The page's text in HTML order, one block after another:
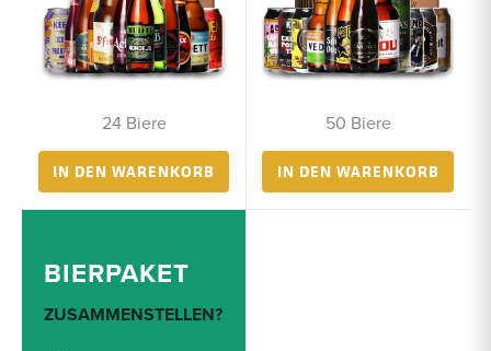
24 Biere
IN DEN WARENKORB
50 Biere
IN DEN WARENKORB
BIERPAKET
ZUSAMMENSTELLEN?